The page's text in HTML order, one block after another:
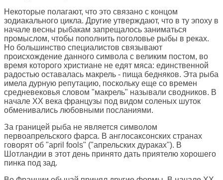
Некоторые полагают, что это связано с концом
зодиакального цикла. Другие утверждают, что в ту эпоху в
начале весны рыбакам запрещалось заниматься
промыслом, чтобы пополнить поголовье рыбы в реках.
Но большинство специалистов связывают
происхождение данного символа с великим постом, во
время которого христиане не едят мяса: единственной
радостью оставалась макрель - пища бедняков. Эта рыба
имела дурную репутацию, поскольку еще со времен
средневековья словом "макрель" называли сводников. В
начале ХХ века французы под видом соленых шуток
обменивались любовными посланиями.
За границей рыба не является символом
первоапрельского фарса. В англосаксонских странах
говорят об "april fools" ("апрельских дураках"). В
Шотландии в этот день принято дать приятелю хорошего
пинка под зад.